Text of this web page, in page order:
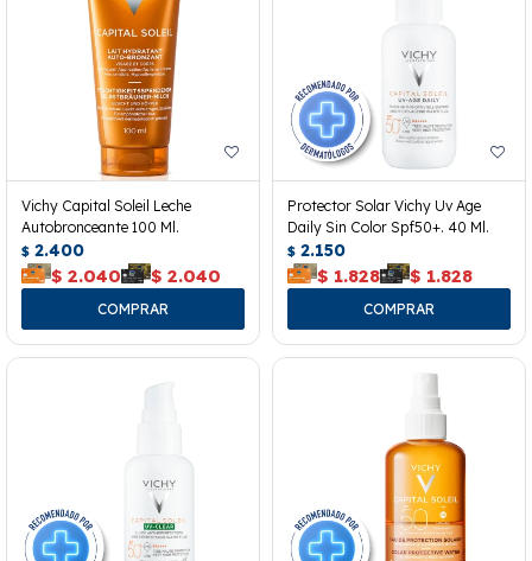
Vichy Capital Soleil Leche
Autobronceante 100 Ml.
$ 2.400
$ 2.040 $ 2.040
Protector Solar Vichy Uv Age
Daily Sin Color Spf50+. 40 Ml.
$ 2.150
$ 1.828 $ 1.828